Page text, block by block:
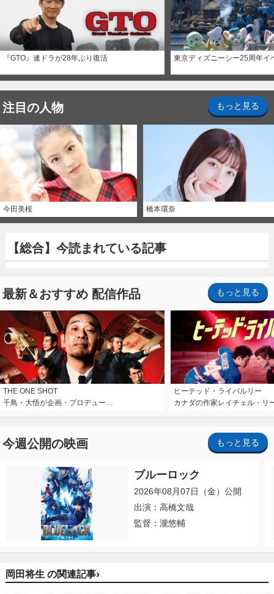
『GTO』連ドラが28年ぶり復活 東京ディズニーシー25周年イ
注目の人物 もっと見る
今田美桜 橋本環奈
【総合】今読まれている記事
最新＆おすすめ 配信作品 もっと見る
THE ONE SHOT
千鳥・大悟が企画・プロデュー…
ヒーテッド・ライバルリー
カナダの作家レイチェル・リ
今週公開の映画 もっと見る
ブルーロック
2026年08月07日（金）公開
出演：高橋文哉
監督：瀧悠輔
岡田将生 の関連記事›